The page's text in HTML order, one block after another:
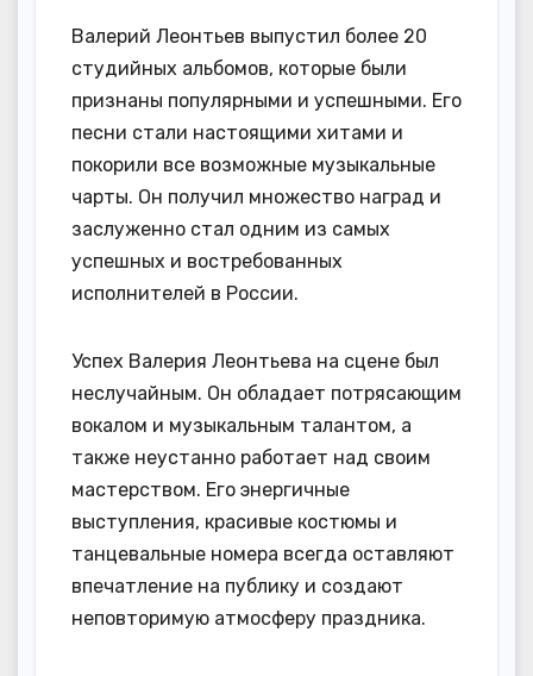
Валерий Леонтьев выпустил более 20
студийных альбомов, которые были
признаны популярными и успешными. Его
песни стали настоящими хитами и
покорили все возможные музыкальные
чарты. Он получил множество наград и
заслуженно стал одним из самых
успешных и востребованных
исполнителей в России.
Успех Валерия Леонтьева на сцене был
неслучайным. Он обладает потрясающим
вокалом и музыкальным талантом, а
также неустанно работает над своим
мастерством. Его энергичные
выступления, красивые костюмы и
танцевальные номера всегда оставляют
впечатление на публику и создают
неповторимую атмосферу праздника.